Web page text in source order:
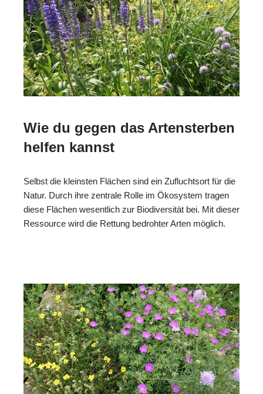
Wie du gegen das Artensterben
helfen kannst
Selbst die kleinsten Flächen sind ein Zufluchtsort für die
Natur. Durch ihre zentrale Rolle im Ökosystem tragen
diese Flächen wesentlich zur Biodiversität bei. Mit dieser
Ressource wird die Rettung bedrohter Arten möglich.